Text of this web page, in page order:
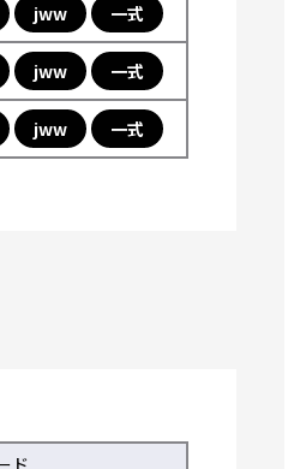
jww 一式
jww 一式
jww 一式
ド